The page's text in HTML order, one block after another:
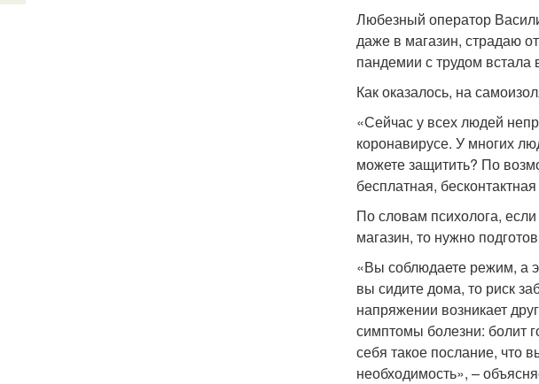
Любезный оператор
даже в магазин, страдаю
пандемии с трудом встала
Как оказалось, на
«Сейчас у всех людей
коронавирусе. У многих
можете защитить? По
бесплатная,
По словам психолога,
магазин, то нужно
«Вы соблюдаете режим, а
вы сидите дома, то риск
напряжении возникает
симптомы болезни: болит
себя такое послание, что
необходимость», –